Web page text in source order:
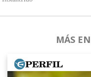
MÁS EN